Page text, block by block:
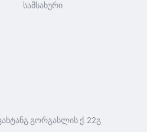
სამსახური
გორგასლის ქ. 22გ